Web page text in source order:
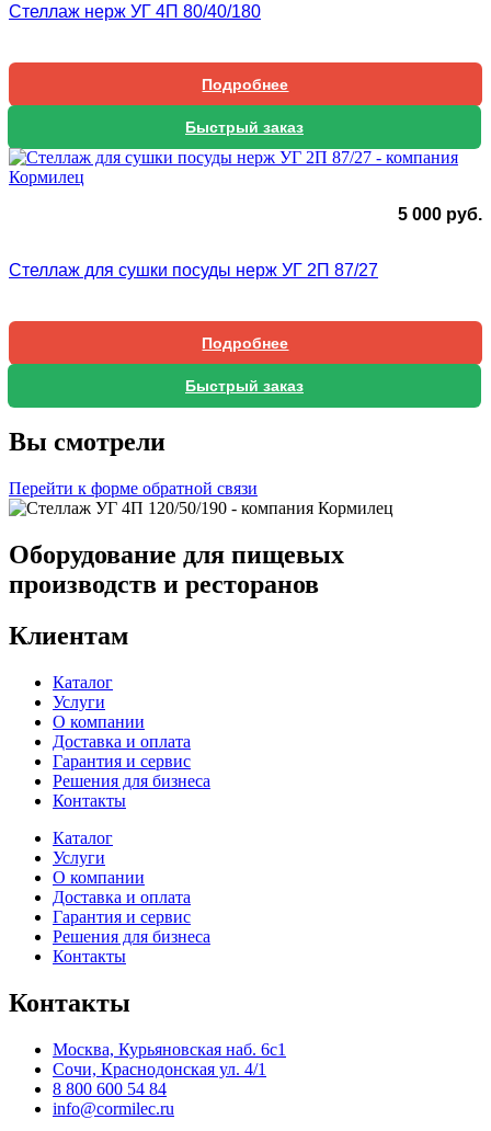
Стеллаж нерж УГ 4П 80/40/180
Подробнее
Быстрый заказ
5 000 руб.
Стеллаж для сушки посуды нерж УГ 2П 87/27
Подробнее
Быстрый заказ
Вы смотрели
Перейти к форме обратной связи
Оборудование для пищевых
производств и ресторанов
Клиентам
Каталог
Услуги
О компании
Доставка и оплата
Гарантия и сервис
Решения для бизнеса
Контакты
Каталог
Услуги
О компании
Доставка и оплата
Гарантия и сервис
Решения для бизнеса
Контакты
Контакты
Москва, Курьяновская наб. 6с1
Сочи, Краснодонская ул. 4/1
8 800 600 54 84
info@cormilec.ru